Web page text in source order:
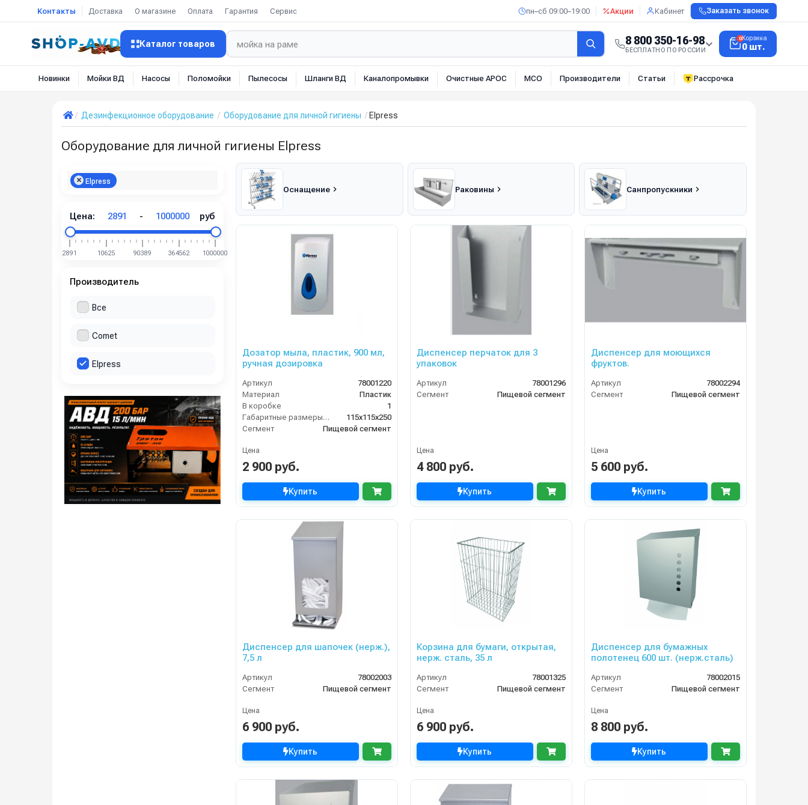
Контакты Доставка О магазине Оплата Гарантия Сервис пн–сб 09:00–19:00 Акции Кабинет Заказать звонок
Каталог товаров 8 800 350-16-98
БЕСПЛАТНО ПО РОССИИ
0Корзина
0 шт.
Новинки Мойки ВД Насосы Поломойки Пылесосы Шланги ВД Каналопромывки Очистные АРОС МСО Производители Статьи Рассрочка
Дезинфекционное оборудование Оборудование для личной гигиены Elpress
Оборудование для личной гигиены Elpress
Elpress
Цена: 2891 - 1000000 руб
2891 10625 90389 364562 1000000
Производитель
Все
Comet
Elpress
Оснащение Раковины Санпропускники
Дозатор мыла, пластик, 900 мл,
ручная дозировка
Артикул
78001220
Материал
Пластик
В коробке
1
Габаритные размеры, мм
115x115x250
Сегмент
Пищевой сегмент
Цена
2 900 руб.
Купить
Диспенсер перчаток для 3
упаковок
Артикул
78001296
Сегмент
Пищевой сегмент
Цена
4 800 руб.
Купить
Диспенсер для моющихся
фруктов.
Артикул
78002294
Сегмент
Пищевой сегмент
Цена
5 600 руб.
Купить
Диспенсер для шапочек (нерж.),
7,5 л
Артикул
78002003
Сегмент
Пищевой сегмент
Цена
6 900 руб.
Купить
Корзина для бумаги, открытая,
нерж. сталь, 35 л
Артикул
78001325
Сегмент
Пищевой сегмент
Цена
6 900 руб.
Купить
Диспенсер для бумажных
полотенец 600 шт. (нерж.сталь)
Артикул
78002015
Сегмент
Пищевой сегмент
Цена
8 800 руб.
Купить